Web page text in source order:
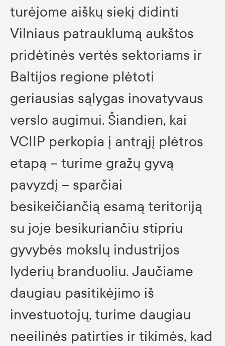
turėjome aiškų siekį didinti
Vilniaus patrauklumą aukštos
pridėtinės vertės sektoriams ir
Baltijos regione plėtoti
geriausias sąlygas inovatyvaus
verslo augimui. Šiandien, kai
VCIIP perkopia į antrąjį plėtros
etapą – turime gražų gyvą
pavyzdį – sparčiai
besikeičiančią esamą teritoriją
su joje besikuriančiu stipriu
gyvybės mokslų industrijos
lyderių branduoliu. Jaučiame
daugiau pasitikėjimo iš
investuotojų, turime daugiau
neeilinės patirties ir tikimės, kad